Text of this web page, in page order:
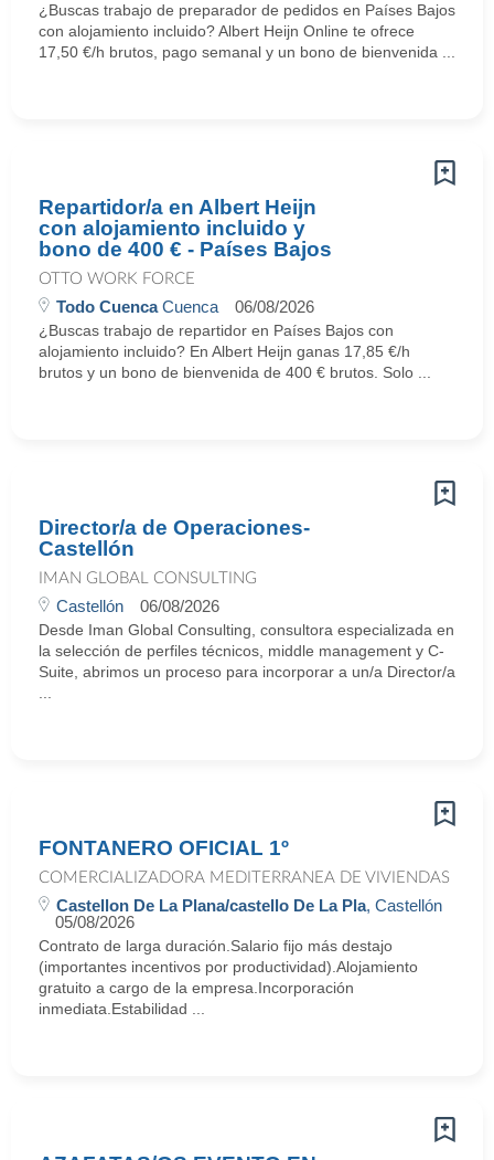
¿Buscas trabajo de preparador de pedidos en Países Bajos
con alojamiento incluido? Albert Heijn Online te ofrece
17,50 €/h brutos, pago semanal y un bono de bienvenida ...
Repartidor/a en Albert Heijn
con alojamiento incluido y
bono de 400 € - Países Bajos
OTTO WORK FORCE
Todo CuencaCuenca 06/08/2026
¿Buscas trabajo de repartidor en Países Bajos con
alojamiento incluido? En Albert Heijn ganas 17,85 €/h
brutos y un bono de bienvenida de 400 € brutos. Solo ...
Director/a de Operaciones-
Castellón
IMAN GLOBAL CONSULTING
Castellón 06/08/2026
Desde Iman Global Consulting, consultora especializada en
la selección de perfiles técnicos, middle management y C-
Suite, abrimos un proceso para incorporar a un/a Director/a
FONTANERO OFICIAL 1º
COMERCIALIZADORA MEDITERRANEA DE VIVIENDAS
Castellon De La Plana/castello De La Pla, Castellón
05/08/2026
Contrato de larga duración.Salario fijo más destajo
(importantes incentivos por productividad).Alojamiento
gratuito a cargo de la empresa.Incorporación
inmediata.Estabilidad ...